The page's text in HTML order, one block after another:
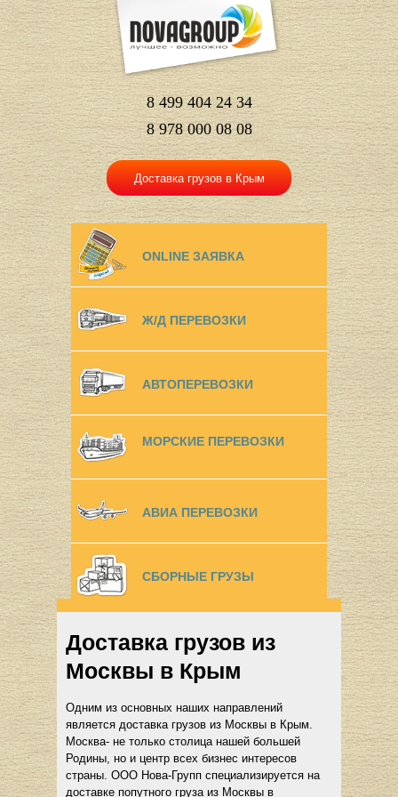
8 499 404 24 34
8 978 000 08 08
Доставка грузов в Крым
ONLINE ЗАЯВКА
Ж/Д ПЕРЕВОЗКИ
АВТОПЕРЕВОЗКИ
МОРСКИЕ ПЕРЕВОЗКИ
АВИА ПЕРЕВОЗКИ
СБОРНЫЕ ГРУЗЫ
Доставка грузов из
Москвы в Крым
Одним из основных наших направлений
является доставка грузов из Москвы в Крым.
Москва- не только столица нашей большей
Родины, но и центр всех бизнес интересов
страны. ООО Нова-Групп специализируется на
доставке попутного груза из Москвы в